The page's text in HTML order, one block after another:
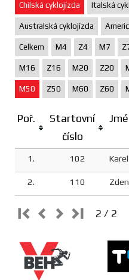
Chilská cyklojízda Italská
Australská cyklojízda
Celkem M4 Z4 M7
M16 Z16 M20 Z20
M50 Z50 M60 Z60
Poř.
Startovní
číslo
1. 102
2. 110
2 / 2